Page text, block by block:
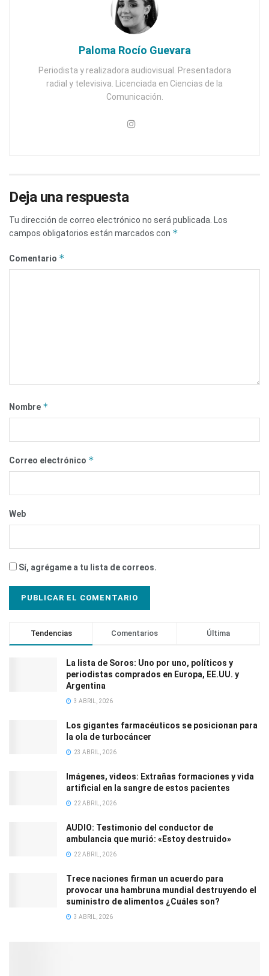
Paloma Rocío Guevara
Periodista y realizadora audiovisual. Presentadora
radial y televisiva. Licenciada en Ciencias de la
Comunicación.
Deja una respuesta
Tu dirección de correo electrónico no será publicada. Los
campos obligatorios están marcados con *
Comentario *
Nombre *
Correo electrónico *
Web
Sí, agrégame a tu lista de correos.
Tendencias Comentarios Última
La lista de Soros: Uno por uno, políticos y
periodistas comprados en Europa, EE.UU. y
Argentina
3 ABRIL, 2026
Los gigantes farmacéuticos se posicionan para
la ola de turbocáncer
23 ABRIL, 2026
Imágenes, videos: Extrañas formaciones y vida
artificial en la sangre de estos pacientes
22 ABRIL, 2026
AUDIO: Testimonio del conductor de
ambulancia que murió: «Estoy destruido»
22 ABRIL, 2026
Trece naciones firman un acuerdo para
provocar una hambruna mundial destruyendo el
suministro de alimentos ¿Cuáles son?
3 ABRIL, 2026